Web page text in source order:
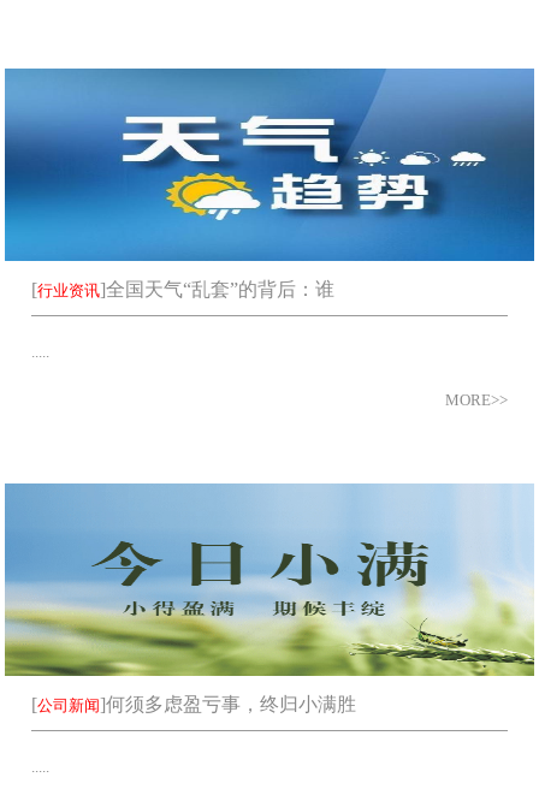
[行业资讯]全国天气“乱套”的背后：谁
.....
MORE>>
[公司新闻]何须多虑盈亏事，终归小满胜
.....